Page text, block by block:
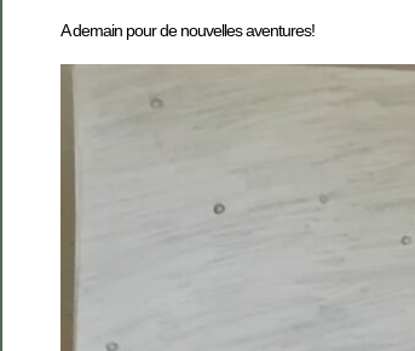
A demain pour de nouvelles aventures!